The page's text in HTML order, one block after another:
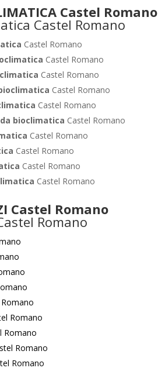
Castel Romano
Castel Romano
Castel Romano
Castel Romano
Castel Romano
Castel Romano
bioclimatica Castel Romano
Castel Romano
Castel Romano
Castel Romano
Castel Romano
Castel Romano
Romano
Romano
Romano
Romano